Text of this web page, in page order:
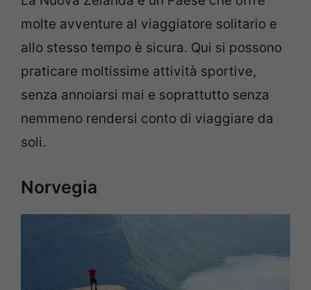
molte avventure al viaggiatore solitario e
allo stesso tempo è sicura. Qui si possono
praticare moltissime attività sportive,
senza annoiarsi mai e soprattutto senza
nemmeno rendersi conto di viaggiare da
soli.
Norvegia